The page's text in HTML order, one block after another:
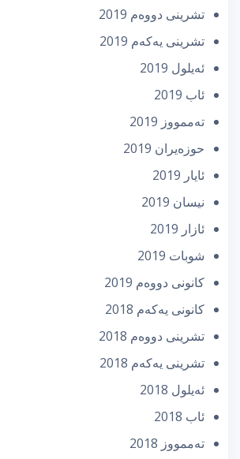
تشرینی دووه‌م 2019
تشرینی یه‌كه‌م 2019
ئه‌یلول 2019
ئاب 2019
تەممووز 2019
حوزه‌یران 2019
ئایار 2019
نیسان 2019
ئازار 2019
شوبات 2019
كانونی دووه‌م 2019
كانونی یه‌كه‌م 2018
تشرینی دووه‌م 2018
تشرینی یه‌كه‌م 2018
ئه‌یلول 2018
ئاب 2018
تەممووز 2018